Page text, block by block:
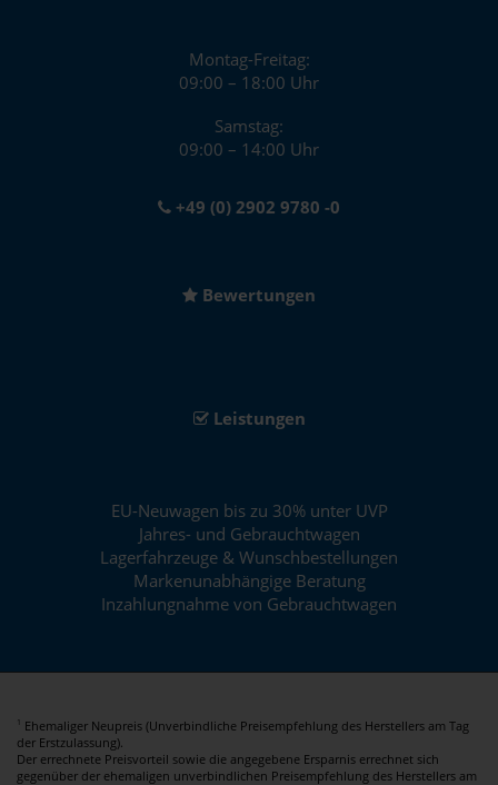
Montag-Freitag:
09:00 – 18:00 Uhr
Samstag:
09:00 – 14:00 Uhr
+49 (0) 2902 9780 -0
Bewertungen
Leistungen
EU-Neuwagen bis zu 30% unter UVP
Jahres- und Gebrauchtwagen
Lagerfahrzeuge & Wunschbestellungen
Markenunabhängige Beratung
Inzahlungnahme von Gebrauchtwagen
1
Ehemaliger Neupreis (Unverbindliche Preisempfehlung des Herstellers am Tag
der Erstzulassung).
Der errechnete Preisvorteil sowie die angegebene Ersparnis errechnet sich
gegenüber der ehemaligen unverbindlichen Preisempfehlung des Herstellers am